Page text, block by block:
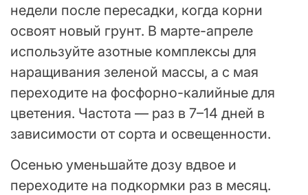
недели после пересадки, когда корни
освоят новый грунт. В марте-апреле
используйте азотные комплексы для
наращивания зеленой массы, а с мая
переходите на фосфорно-калийные для
цветения. Частота — раз в 7–14 дней в
зависимости от сорта и освещенности.
Осенью уменьшайте дозу вдвое и
переходите на подкормки раз в месяц.